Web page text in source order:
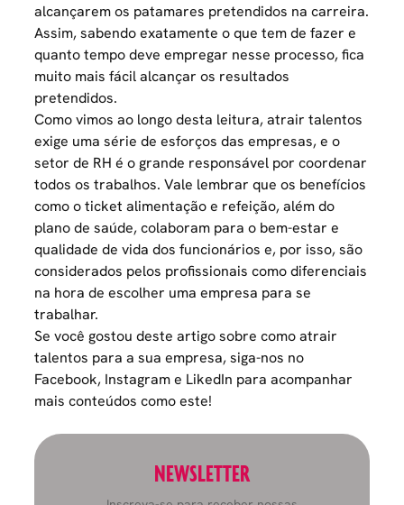
alcançarem os patamares pretendidos na carreira.
Assim, sabendo exatamente o que tem de fazer e
quanto tempo deve empregar nesse processo, fica
muito mais fácil alcançar os resultados
pretendidos.
Como vimos ao longo desta leitura, atrair talentos
exige uma série de esforços das empresas, e o
setor de RH é o grande responsável por coordenar
todos os trabalhos. Vale lembrar que os benefícios
como o ticket alimentação e refeição, além do
plano de saúde, colaboram para o bem-estar e
qualidade de vida dos funcionários e, por isso, são
considerados pelos profissionais como diferenciais
na hora de escolher uma empresa para se
trabalhar.
Se você gostou deste artigo sobre como atrair
talentos para a sua empresa, siga-nos no
Facebook, Instagrame LikedIn para acompanhar
mais conteúdos como este!
NEWSLETTER